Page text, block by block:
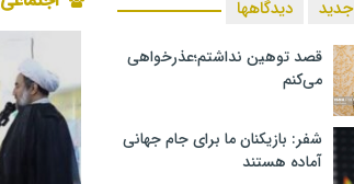
جدید دیدگاهها
قصد توهین نداشتم؛عذرخواهی
می‌کنم
شفر: بازیکنان ما برای جام جهانی
آماده هستند